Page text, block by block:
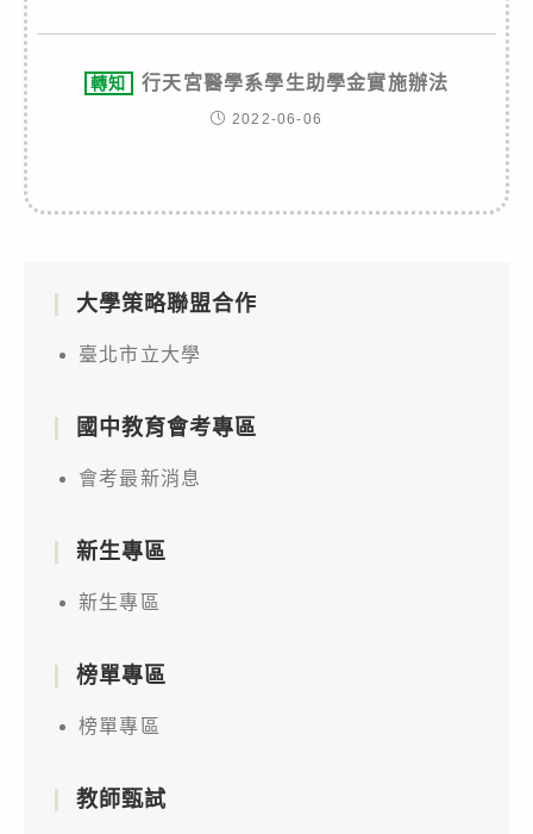
轉知 行天宮醫學系學生助學金實施辦法
2022-06-06
大學策略聯盟合作
臺北市立大學
國中教育會考專區
會考最新消息
新生專區
新生專區
榜單專區
榜單專區
教師甄試